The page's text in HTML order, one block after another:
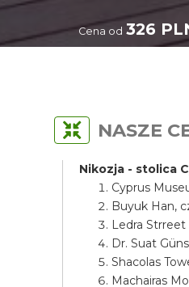
Cena od 326
NASZE
Nikozja - stolica
Cyprus
Buyuk Han,
Ledra Strreet
Dr. Suat
Shacolas
Machairas